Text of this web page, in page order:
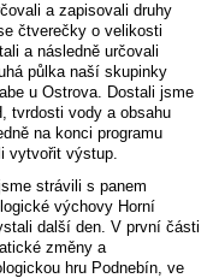
a zapisovali druhy
čtverečky o velikosti
a následně určovali
půlka naší skupinky
u Ostrova. Dostali jsme
tvrdosti vody a obsahu
na konci programu
vytvořit výstup.
strávili s panem
výchovy Horní
další den. V první části
změny a
hru Podnebín, ve